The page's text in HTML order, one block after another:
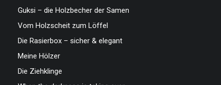
Guksi – die Holzbecher der Samen
Vom Holzscheit zum Löffel
Die Rasierbox – sicher & elegant
Meine Hölzer
Die Ziehklinge